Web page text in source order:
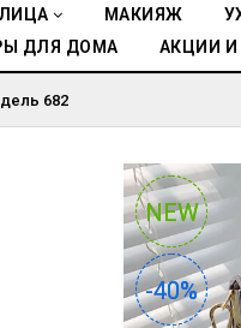
МАКИЯЖ
ДЛЯ ДОМА
АКЦИИ И
682
NEW
-40%
NEW
-40%